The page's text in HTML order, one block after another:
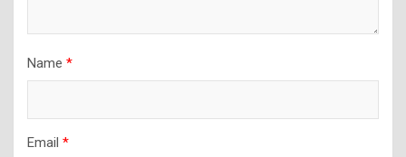
Name *
Email *